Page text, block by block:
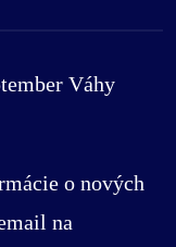
Váhy
o nových
na